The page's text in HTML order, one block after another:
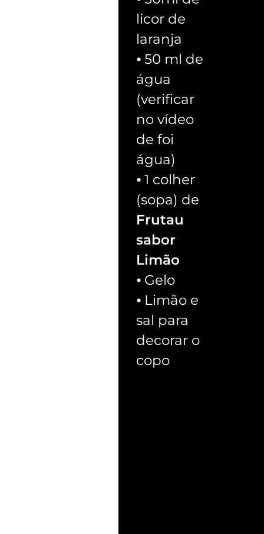
licor de
laranja
⦁ 50 ml de
água
(verificar
no vídeo
de foi
água)
⦁ 1 colher
(sopa) de
Frutau
sabor
Limão
⦁ Gelo
⦁ Limão e
sal para
decorar o
copo